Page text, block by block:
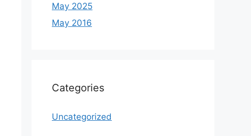
May 2025
May 2016
Categories
Uncategorized